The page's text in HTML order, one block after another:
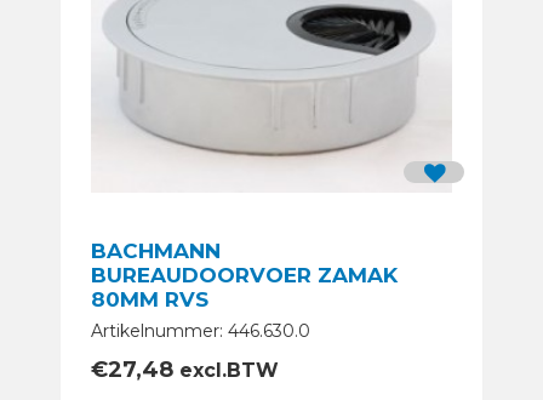
BACHMANN
BUREAUDOORVOER ZAMAK
80MM RVS
Artikelnummer: 446.630.0
€27,48 excl.BTW